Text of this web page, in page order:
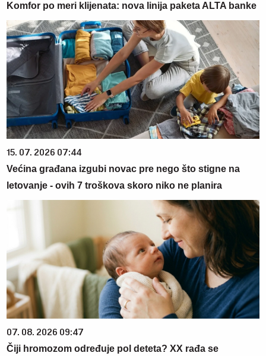
Komfor po meri klijenata: nova linija paketa ALTA banke
15. 07. 2026 07:44
Većina građana izgubi novac pre nego što stigne na
letovanje - ovih 7 troškova skoro niko ne planira
07. 08. 2026 09:47
Čiji hromozom određuje pol deteta? XX rađa se